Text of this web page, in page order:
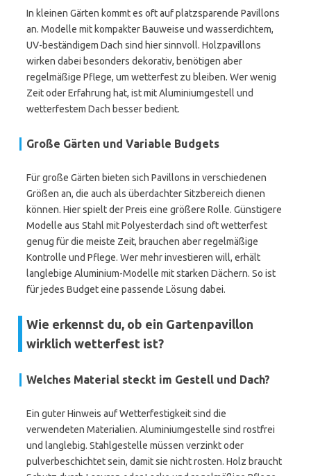
In kleinen Gärten kommt es oft auf platzsparende Pavillons
an. Modelle mit kompakter Bauweise und wasserdichtem,
UV-beständigem Dach sind hier sinnvoll. Holzpavillons
wirken dabei besonders dekorativ, benötigen aber
regelmäßige Pflege, um wetterfest zu bleiben. Wer wenig
Zeit oder Erfahrung hat, ist mit Aluminiumgestell und
wetterfestem Dach besser bedient.
Große Gärten und Variable Budgets
Für große Gärten bieten sich Pavillons in verschiedenen
Größen an, die auch als überdachter Sitzbereich dienen
können. Hier spielt der Preis eine größere Rolle. Günstigere
Modelle aus Stahl mit Polyesterdach sind oft wetterfest
genug für die meiste Zeit, brauchen aber regelmäßige
Kontrolle und Pflege. Wer mehr investieren will, erhält
langlebige Aluminium-Modelle mit starken Dächern. So ist
für jedes Budget eine passende Lösung dabei.
Wie erkennst du, ob ein Gartenpavillon
wirklich wetterfest ist?
Welches Material steckt im Gestell und Dach?
Ein guter Hinweis auf Wetterfestigkeit sind die
verwendeten Materialien. Aluminiumgestelle sind rostfrei
und langlebig. Stahlgestelle müssen verzinkt oder
pulverbeschichtet sein, damit sie nicht rosten. Holz braucht